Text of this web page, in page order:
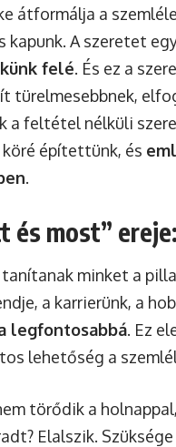
átformálja a
kapunk. A szeretet
felé. És ez a
türelmesebbnek,
a feltétel nélküli
köré építettünk, és
.
és most”
tanítanak minket a
a karrierünk, a
legfontosabbá. Ez
lehetőség a
törődik a
Elalszik.